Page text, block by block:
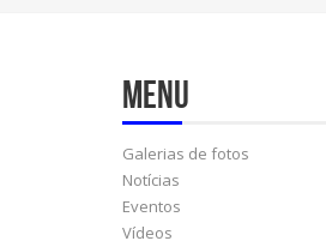
Menu
Galerias de fotos
Notícias
Eventos
Vídeos